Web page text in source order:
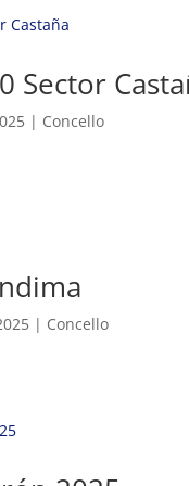
Sector
| Concello
| Concello